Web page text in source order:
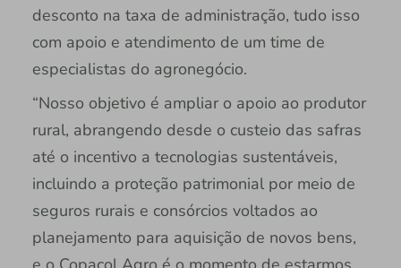
desconto na taxa de administração, tudo isso
com apoio e atendimento de um time de
especialistas do agronegócio.
“Nosso objetivo é ampliar o apoio ao produtor
rural, abrangendo desde o custeio das safras
até o incentivo a tecnologias sustentáveis,
incluindo a proteção patrimonial por meio de
seguros rurais e consórcios voltados ao
planejamento para aquisição de novos bens,